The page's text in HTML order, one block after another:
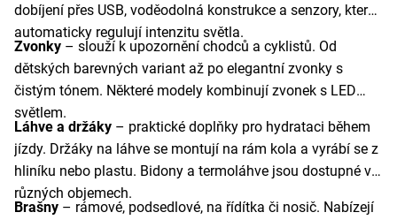
dobíjení přes USB, voděodolná konstrukce a senzory, které
automaticky regulují intenzitu světla.
Zvonky – slouží k upozornění chodců a cyklistů. Od
dětských barevných variant až po elegantní zvonky s
čistým tónem. Některé modely kombinují zvonek s LED
světlem.
Láhve a držáky – praktické doplňky pro hydrataci během
jízdy. Držáky na láhve se montují na rám kola a vyrábí se z
hliníku nebo plastu. Bidony a termoláhve jsou dostupné v
různých objemech.
Brašny – rámové, podsedlové, na řídítka či nosič. Nabízejí